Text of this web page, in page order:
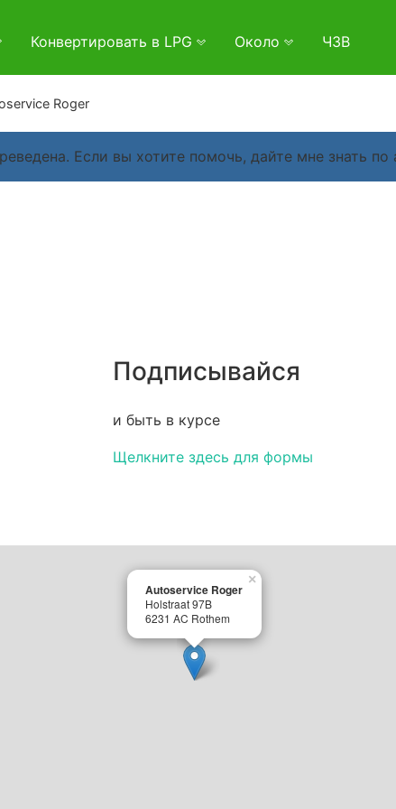
Конвертировать в LPG Около ЧЗВ
Roger
Если вы хотите помочь, дайте мне знать по
Подписывайся
и быть в курсе
Щелкните здесь для формы
Autoservice Roger
Holstraat 97B
6231 AC Rothem
×